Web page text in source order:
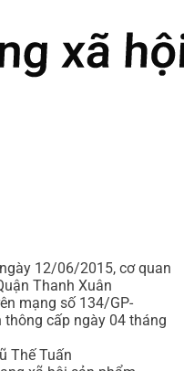
12/06/2015, cơ quan
Thanh Xuân
mạng số 134/GP-
thông cấp ngày 04 tháng
Thế Tuấn